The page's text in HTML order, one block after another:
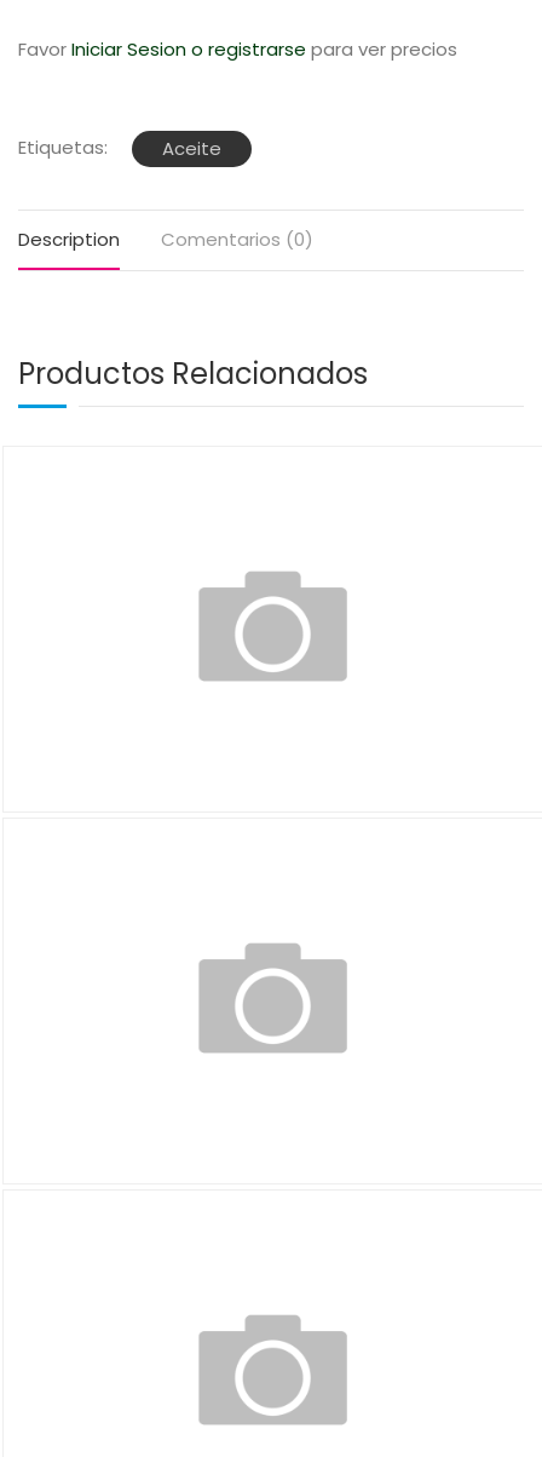
FavorIniciar Sesion o registrarse para ver precios
Etiquetas: Aceite
Description Comentarios (0)
Productos Relacionados